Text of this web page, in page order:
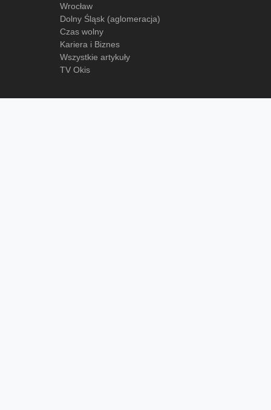
Wrocław
Dolny Śląsk (aglomeracja)
Czas wolny
Kariera i Biznes
Wszystkie artykuły
TV Okis